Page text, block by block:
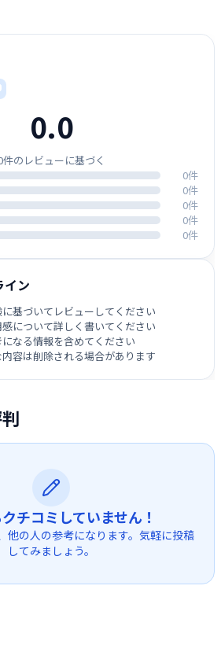
チコミしていません！
他の人の参考になります。気軽に投稿
してみましょう。
0.0
件のレビューに基づく
0件
0件
0件
0件
0件
イン
基づいてレビューしてください
について詳しく書いてください
なる情報を含めてください
容は削除される場合があります